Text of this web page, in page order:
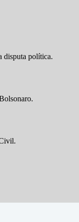
disputa política.